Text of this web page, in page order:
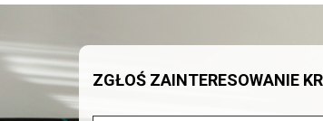
ZGŁOŚ ZAINTERESOWANIE